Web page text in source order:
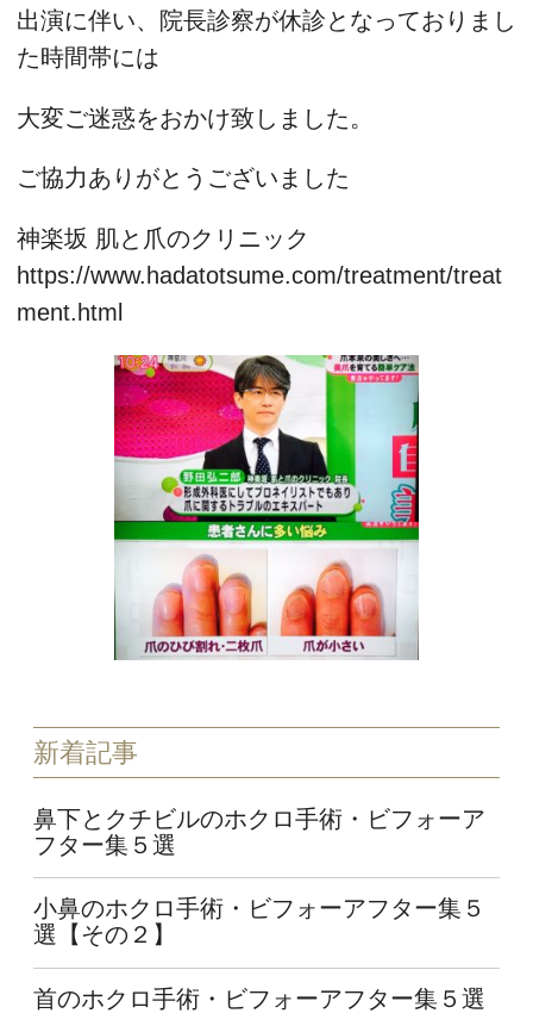
出演に伴い、院長診察が休診となっておりまし
た時間帯には
大変ご迷惑をおかけ致しました。
ご協力ありがとうございました
神楽坂 肌と爪のクリニック
https://www.hadatotsume.com/treatment/treat
ment.html
新着記事
鼻下とクチビルのホクロ手術・ビフォーア
フター集５選
小鼻のホクロ手術・ビフォーアフター集５
選【その２】
首のホクロ手術・ビフォーアフター集５選